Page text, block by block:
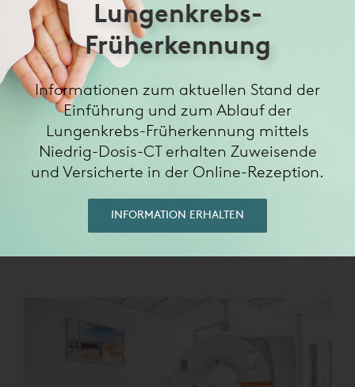
Digitale Mammographie
Diagnostik
Die Mammographie ist die spezielle
Röntgenuntersuchung der Brust. Ziel ist die
Früherkennung von Brustkrebs. Speziell noch nicht
tastbare Tumoren können durch eine Mammographie
aufgespürt werden. Schon winzige Verkalkungen können
im Brustgewebe nachgewiesen werden
LEARN MORE
Lungenkrebs-
Früherkennung
Informationen zum aktuellen Stand der
Einführung und zum Ablauf der
Lungenkrebs-Früherkennung mittels
Niedrig-Dosis-CT erhalten Zuweisende
und Versicherte in der Online-Rezeption.
INFORMATION ERHALTEN